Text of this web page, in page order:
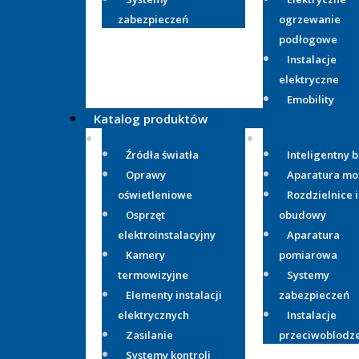
zabezpieczeń
ogrzewanie
podłogowe
Instalacje
elektryczne
Emobility
Katalog produktów
Źródła światła
Oprawy
oświetleniowe
Osprzęt
elektroinstalacyjny
Kamery
termowizyjne
Elementy instalacji
elektrycznych
Zasilanie
Systemy kontroli
Inteligentny
Aparatura
Rozdzielnice i
obudowy
Aparatura
pomiarowa
Systemy
zabezpieczeń
Instalacje